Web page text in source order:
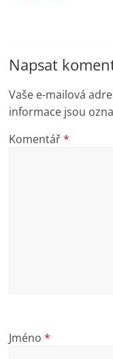
Napsat
Vaše e-mailová
informace jsou
Komentář*
Jméno*